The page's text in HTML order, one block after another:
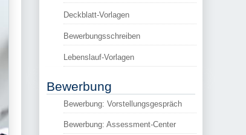
Deckblatt-Vorlagen
Bewerbungsschreiben
Lebenslauf-Vorlagen
Bewerbung
Bewerbung: Vorstellungsgespräch
Bewerbung: Assessment-Center